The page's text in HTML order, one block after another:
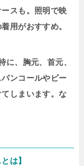
スも。照明で映
用がおすすめ。
に、胸元、首元、
ンコールやビー
しまいます。な
は】